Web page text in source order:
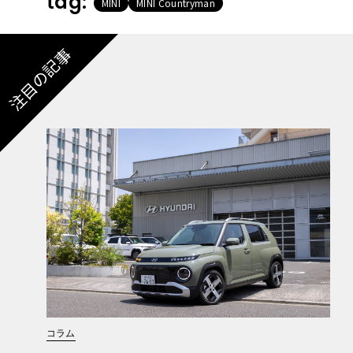
注目の記事
コラム